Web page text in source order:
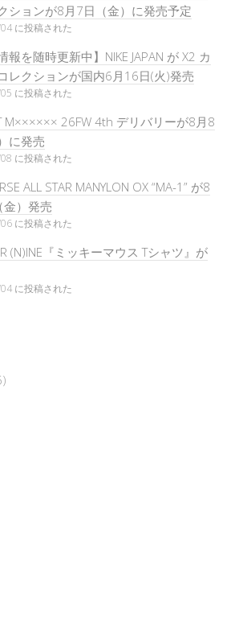
ションが8月7日（金）に発売予定
に投稿された
報を随時更新中】NIKE JAPAN が X2 カ
レクションが国内6月16日(火)発売
に投稿された
M×××××× 26FW 4th デリバリーが8月8
に発売
に投稿された
ALL STAR MANYLON OX “MA-1” が8
金）発売
に投稿された
(N)INE『ミッキーマウス Tシャツ』が
に投稿された